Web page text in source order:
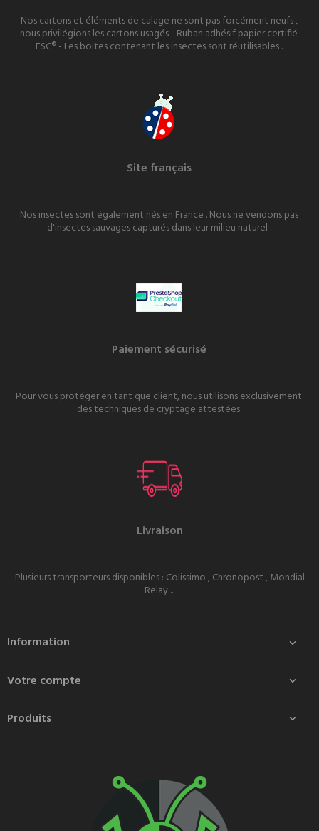
Nos cartons et éléments de calage ne sont pas forcément neufs ,
nous privilégions les cartons usagés - Ruban adhésif papier certifié
FSC® - Les boites contenant les insectes sont réutilisables .
Site français
Nos insectes sont également nés en France . Nous ne vendons pas
d'insectes sauvages capturés dans leur milieu naturel .
Paiement sécurisé
Pour vous protéger en tant que client, nous utilisons exclusivement
des techniques de cryptage attestées.
Livraison
Plusieurs transporteurs disponibles : Colissimo , Chronopost , Mondial
Relay ...
Information 
Votre compte 
Produits 